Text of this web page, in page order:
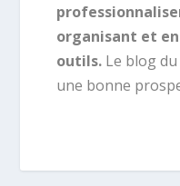
organisant et
outils. Le blog
une bonne